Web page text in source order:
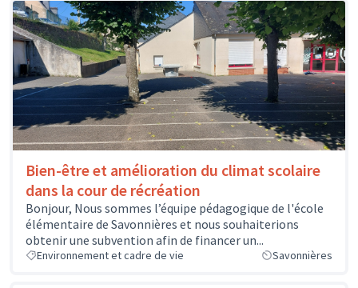
Bien-être et amélioration du climat scolaire
dans la cour de récréation
Bonjour, Nous sommes l’équipe pédagogique de l'école
élémentaire de Savonnières et nous souhaiterions
obtenir une subvention afin de financer un...
Environnement et cadre de vie Savonnières